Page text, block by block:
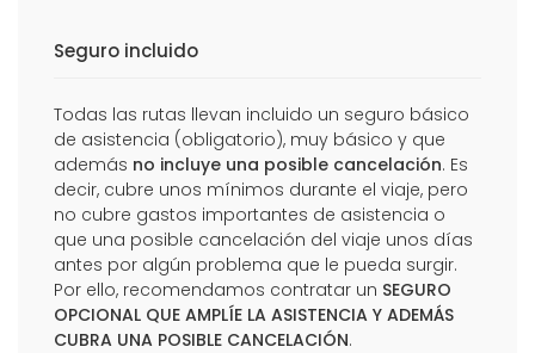
Seguro incluido
Todas las rutas llevan incluido un seguro básico
de asistencia (obligatorio), muy básico y que
además no incluye una posible cancelación. Es
decir, cubre unos mínimos durante el viaje, pero
no cubre gastos importantes de asistencia o
que una posible cancelación del viaje unos días
antes por algún problema que le pueda surgir.
Por ello, recomendamos contratar un SEGURO
OPCIONAL QUE AMPLÍE LA ASISTENCIA Y ADEMÁS
CUBRA UNA POSIBLE CANCELACIÓN.